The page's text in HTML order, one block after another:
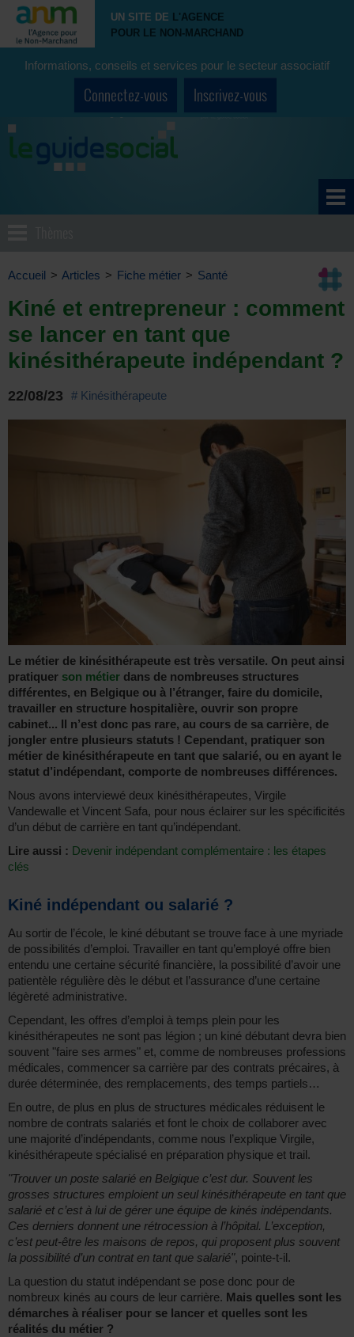
UN SITE DE L'AGENCE
POUR LE NON-MARCHAND
Informations, conseils et services pour le secteur associatif
Connectez-vous Inscrivez-vous
Accueil > Articles > Fiche métier > Santé
Kiné et entrepreneur : comment
se lancer en tant que
kinésithérapeute indépendant ?
22/08/23 # Kinésithérapeute
Le métier de kinésithérapeute est très versatile. On peut ainsi
pratiquer son métier dans de nombreuses structures
différentes, en Belgique ou à l’étranger, faire du domicile,
travailler en structure hospitalière, ouvrir son propre
cabinet... Il n’est donc pas rare, au cours de sa carrière, de
jongler entre plusieurs statuts ! Cependant, pratiquer son
métier de kinésithérapeute en tant que salarié, ou en ayant le
statut d’indépendant, comporte de nombreuses différences.
Nous avons interviewé deux kinésithérapeutes, Virgile
Vandewalle et Vincent Safa, pour nous éclairer sur les spécificités
d’un début de carrière en tant qu’indépendant.
Lire aussi : Devenir indépendant complémentaire : les étapes
clés
Kiné indépendant ou salarié ?
Au sortir de l’école, le kiné débutant se trouve face à une myriade
de possibilités d’emploi. Travailler en tant qu’employé offre bien
entendu une certaine sécurité financière, la possibilité d’avoir une
patientèle régulière dès le début et l’assurance d’une certaine
légèreté administrative.
Cependant, les offres d’emploi à temps plein pour les
kinésithérapeutes ne sont pas légion ; un kiné débutant devra bien
souvent "faire ses armes" et, comme de nombreuses professions
médicales, commencer sa carrière par des contrats précaires, à
durée déterminée, des remplacements, des temps partiels…
En outre, de plus en plus de structures médicales réduisent le
nombre de contrats salariés et font le choix de collaborer avec
une majorité d’indépendants, comme nous l’explique Virgile,
kinésithérapeute spécialisé en préparation physique et trail.
"Trouver un poste salarié en Belgique c’est dur. Souvent les
grosses structures emploient un seul kinésithérapeute en tant que
salarié et c’est à lui de gérer une équipe de kinés indépendants.
Ces derniers donnent une rétrocession à l’hôpital. L’exception,
c’est peut-être les maisons de repos, qui proposent plus souvent
la possibilité d’un contrat en tant que salarié", pointe-t-il.
La question du statut indépendant se pose donc pour de
nombreux kinés au cours de leur carrière. Mais quelles sont les
démarches à réaliser pour se lancer et quelles sont les
réalités du métier ?